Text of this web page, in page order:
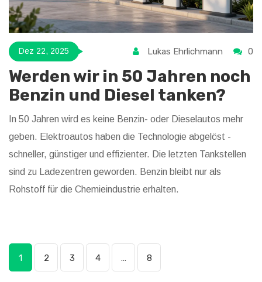
Dez 22, 2025 Lukas Ehrlichmann 0
Werden wir in 50 Jahren noch
Benzin und Diesel tanken?
In 50 Jahren wird es keine Benzin- oder Dieselautos mehr
geben. Elektroautos haben die Technologie abgelöst -
schneller, günstiger und effizienter. Die letzten Tankstellen
sind zu Ladezentren geworden. Benzin bleibt nur als
Rohstoff für die Chemieindustrie erhalten.
1 2 3 4 … 8